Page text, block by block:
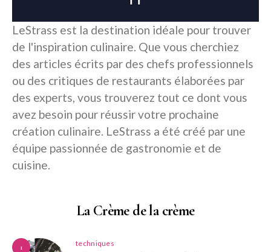
LeStrass est la destination idéale pour trouver
de l'inspiration culinaire. Que vous cherchiez
des articles écrits par des chefs professionnels
ou des critiques de restaurants élaborées par
des experts, vous trouverez tout ce dont vous
avez besoin pour réussir votre prochaine
création culinaire. LeStrass a été créé par une
équipe passionnée de gastronomie et de
cuisine.
La Crème de la crème
1 techniques